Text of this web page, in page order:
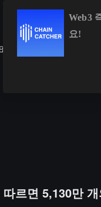
르면 5,130만
Web3
요!